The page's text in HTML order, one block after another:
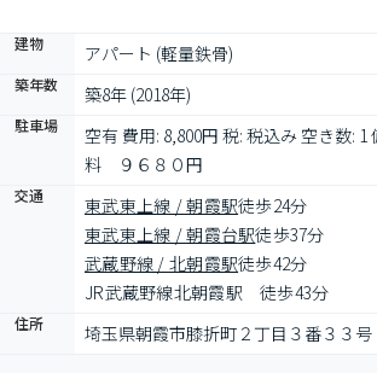
建物 アパート (軽量鉄骨)
築年数 築8年 (2018年)
駐車場
空有 費用: 8,800円 税: 税込み 空き数:
料　９６８０円
交通 東武東上線 / 朝霞駅徒歩24分
東武東上線 / 朝霞台駅徒歩37分
武蔵野線 / 北朝霞駅徒歩42分
JR武蔵野線北朝霞駅　徒歩43分
住所 埼玉県朝霞市膝折町２丁目３番３３号